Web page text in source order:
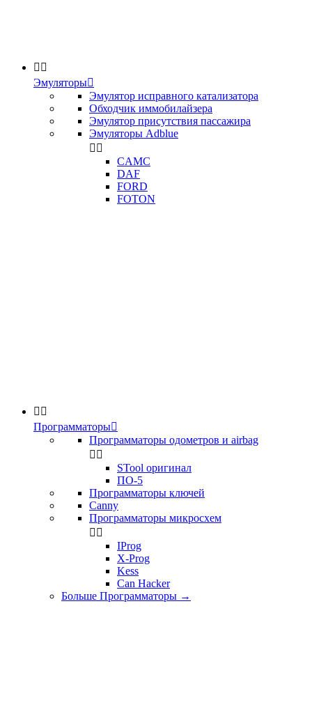
 
Эмуляторы
Эмулятор исправного катализатора
Обходчик иммобилайзера
Эмулятор присутствия пассажира
Эмуляторы Adblue
 
CAMC
DAF
FORD
FOTON
 
Программаторы
Программаторы одометров и airbag
 
STool оригинал
ПО-5
Программаторы ключей
Canny
Программаторы микросхем
 
IProg
X-Prog
Kess
Can Hacker
Больше Программаторы →